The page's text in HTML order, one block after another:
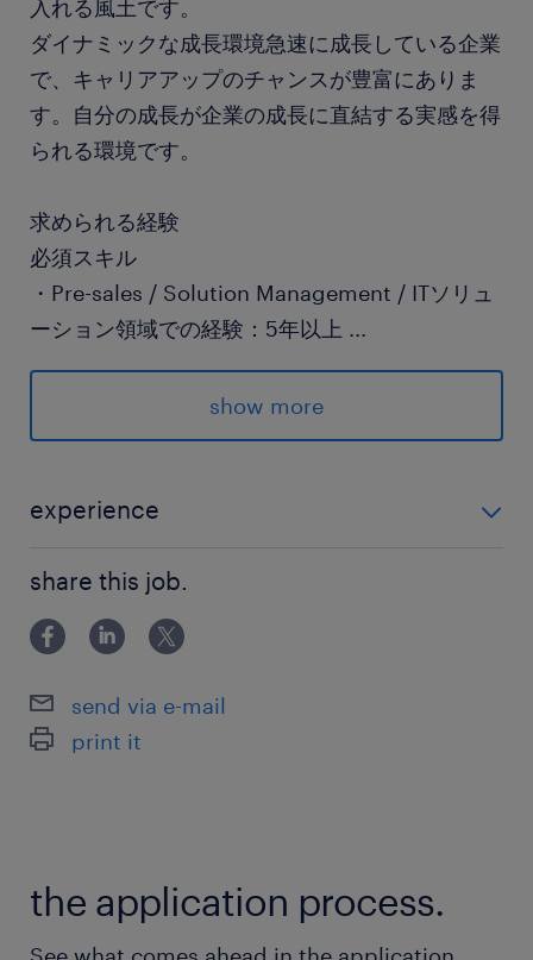
入れる風土です。
ダイナミックな成長環境急速に成長している企業
で、キャリアアップのチャンスが豊富にありま
す。自分の成長が企業の成長に直結する実感を得
られる環境です。
求められる経験
必須スキル
・Pre-sales / Solution Management / ITソリュ
ーション領域での経験：5年以上 ...
・日本語・英語：ビジネスレベル
・製造業/ロボット/AMR/AGV領域の経験
トワーク含む）
推進力
・Google Workspace等を用いたドキュメンテー
ション/スケジュール管理
評価・目標管理など）
・顧客志向で、課題の深掘りと改善提案をやり切
show more
experience
リューション領域での経験：5年以上 ・日本語・英語：
ビジネスレベル 歓迎スキル ・製造業/ロボッ
ト/AMR/AG
share this job.
send via e-mail
print it
the application process.